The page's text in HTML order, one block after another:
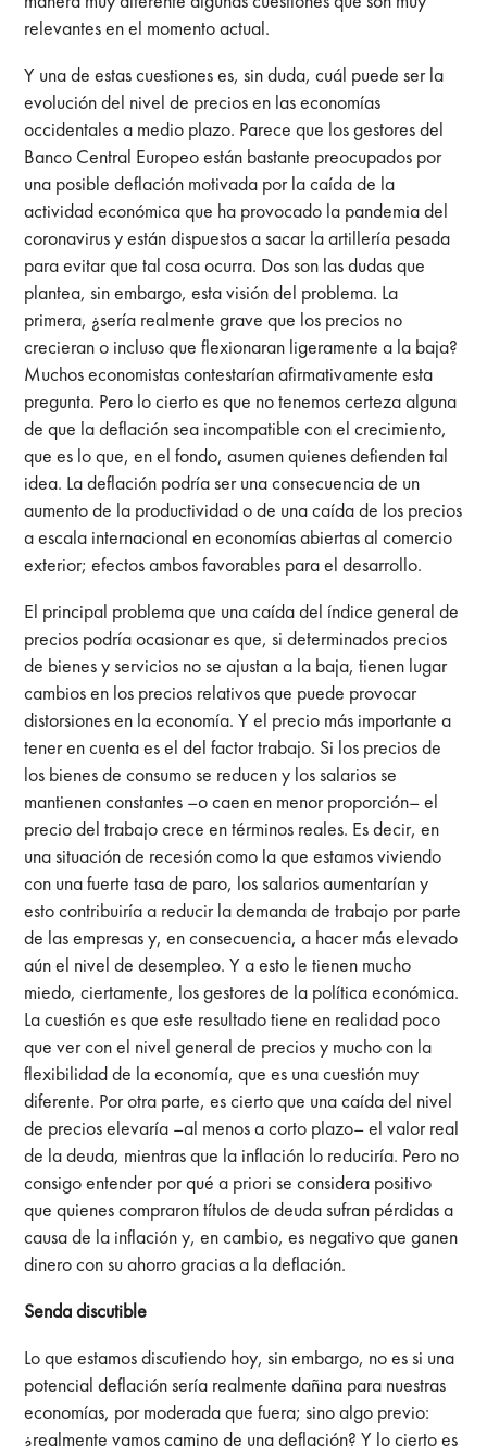
relevantes en el momento actual.
Y una de estas cuestiones es, sin duda, cuál puede ser la
evolución del nivel de precios en las economías
occidentales a medio plazo. Parece que los gestores del
Banco Central Europeo están bastante preocupados por
una posible deflación motivada por la caída de la
actividad económica que ha provocado la pandemia del
coronavirus y están dispuestos a sacar la artillería pesada
para evitar que tal cosa ocurra. Dos son las dudas que
plantea, sin embargo, esta visión del problema. La
primera, ¿sería realmente grave que los precios no
crecieran o incluso que flexionaran ligeramente a la baja?
Muchos economistas contestarían afirmativamente esta
pregunta. Pero lo cierto es que no tenemos certeza alguna
de que la deflación sea incompatible con el crecimiento,
que es lo que, en el fondo, asumen quienes defienden tal
idea. La deflación podría ser una consecuencia de un
aumento de la productividad o de una caída de los precios
a escala internacional en economías abiertas al comercio
exterior; efectos ambos favorables para el desarrollo.
El principal problema que una caída del índice general de
precios podría ocasionar es que, si determinados precios
de bienes y servicios no se ajustan a la baja, tienen lugar
cambios en los precios relativos que puede provocar
distorsiones en la economía. Y el precio más importante a
tener en cuenta es el del factor trabajo. Si los precios de
los bienes de consumo se reducen y los salarios se
mantienen constantes –o caen en menor proporción– el
precio del trabajo crece en términos reales. Es decir, en
una situación de recesión como la que estamos viviendo
con una fuerte tasa de paro, los salarios aumentarían y
esto contribuiría a reducir la demanda de trabajo por parte
de las empresas y, en consecuencia, a hacer más elevado
aún el nivel de desempleo. Y a esto le tienen mucho
miedo, ciertamente, los gestores de la política económica.
La cuestión es que este resultado tiene en realidad poco
que ver con el nivel general de precios y mucho con la
flexibilidad de la economía, que es una cuestión muy
diferente. Por otra parte, es cierto que una caída del nivel
de precios elevaría –al menos a corto plazo– el valor real
de la deuda, mientras que la inflación lo reduciría. Pero no
consigo entender por qué a priori se considera positivo
que quienes compraron títulos de deuda sufran pérdidas a
causa de la inflación y, en cambio, es negativo que ganen
dinero con su ahorro gracias a la deflación.
Senda discutible
Lo que estamos discutiendo hoy, sin embargo, no es si una
potencial deflación sería realmente dañina para nuestras
economías, por moderada que fuera; sino algo previo:
¿realmente vamos camino de una deflación? Y lo cierto es